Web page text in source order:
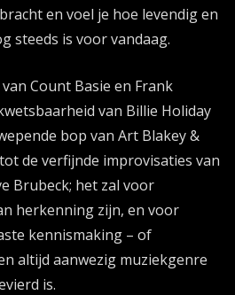
en voel je hoe levendig en
steeds is voor vandaag.
Count Basie en Frank
van Billie Holiday
bop van Art Blakey &
de verfijnde improvisaties van
Brubeck; het zal voor
herkenning zijn, en voor
kennismaking – of
altijd aanwezig muziekgenre
is.